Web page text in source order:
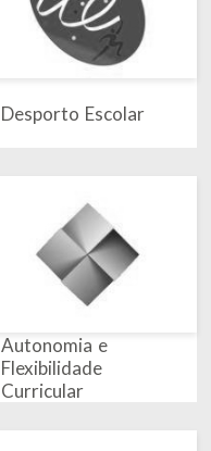
Desporto Escolar
Autonomia e
Flexibilidade
Curricular